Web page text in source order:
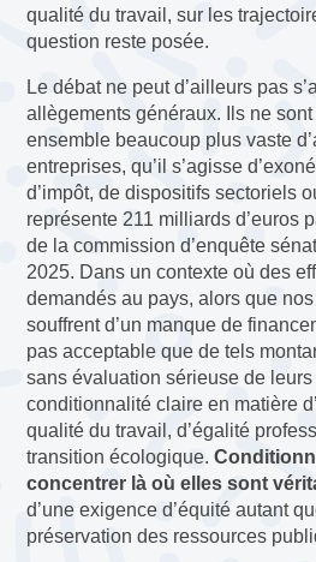
qualité du travail, sur les
question reste posée.
Le débat ne peut d’ailleurs pas
allègements généraux. Ils ne sont
ensemble beaucoup plus vaste
entreprises, qu’il s’agisse
d’impôt, de dispositifs sectoriels
représente 211 milliards d’euros
de la commission d’enquête
2025. Dans un contexte où des
demandés au pays, alors que
souffrent d’un manque de
pas acceptable que de tels
sans évaluation sérieuse de leurs
conditionnalité claire en matière
qualité du travail, d’égalité
transition écologique.
concentrer là où elles sont
d’une exigence d’équité autant
préservation des ressources